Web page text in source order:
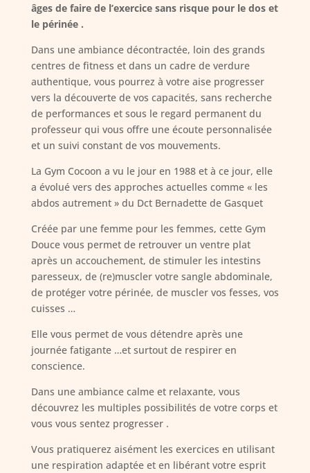
âges de faire de l’exercice sans risque pour le dos et
le périnée .
Dans une ambiance décontractée, loin des grands
centres de fitness et dans un cadre de verdure
authentique, vous pourrez à votre aise progresser
vers la découverte de vos capacités, sans recherche
de performances et sous le regard permanent du
professeur qui vous offre une écoute personnalisée
et un suivi constant de vos mouvements.
La Gym Cocoon a vu le jour en 1988 et à ce jour, elle
a évolué vers des approches actuelles comme « les
abdos autrement » du Dct Bernadette de Gasquet
Créée par une femme pour les femmes, cette Gym
Douce vous permet de retrouver un ventre plat
après un accouchement, de stimuler les intestins
paresseux, de (re)muscler votre sangle abdominale,
de protéger votre périnée, de muscler vos fesses, vos
cuisses …
Elle vous permet de vous détendre après une
journée fatigante …et surtout de respirer en
conscience.
Dans une ambiance calme et relaxante, vous
découvrez les multiples possibilités de votre corps et
vous vous sentez progresser .
Vous pratiquerez aisément les exercices en utilisant
une respiration adaptée et en libérant votre esprit